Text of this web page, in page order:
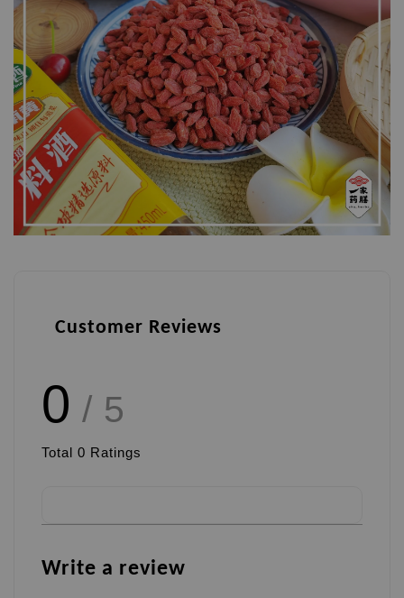
Customer Reviews
0 / 5
Total 0 Ratings
Write a review